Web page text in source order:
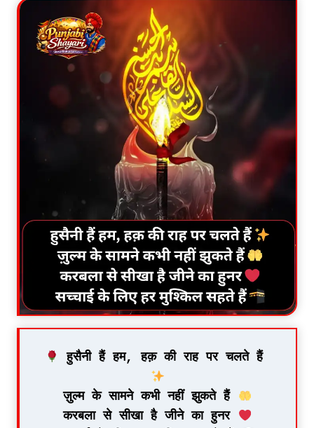
हुसैनी हैं हम, हक़ की राह पर चलते हैं
ज़ुल्म के सामने कभी नहीं झुकते हैं
करबला से सीखा है जीने का हुनर